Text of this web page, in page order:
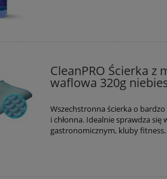
CleanPRO Ścierka z
waflowa 320g
Wszechstronna ścierka o
i chłonna. Idealnie sprawdza
gastronomicznym, kluby fitness.